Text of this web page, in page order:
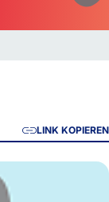
LINK KOPIEREN